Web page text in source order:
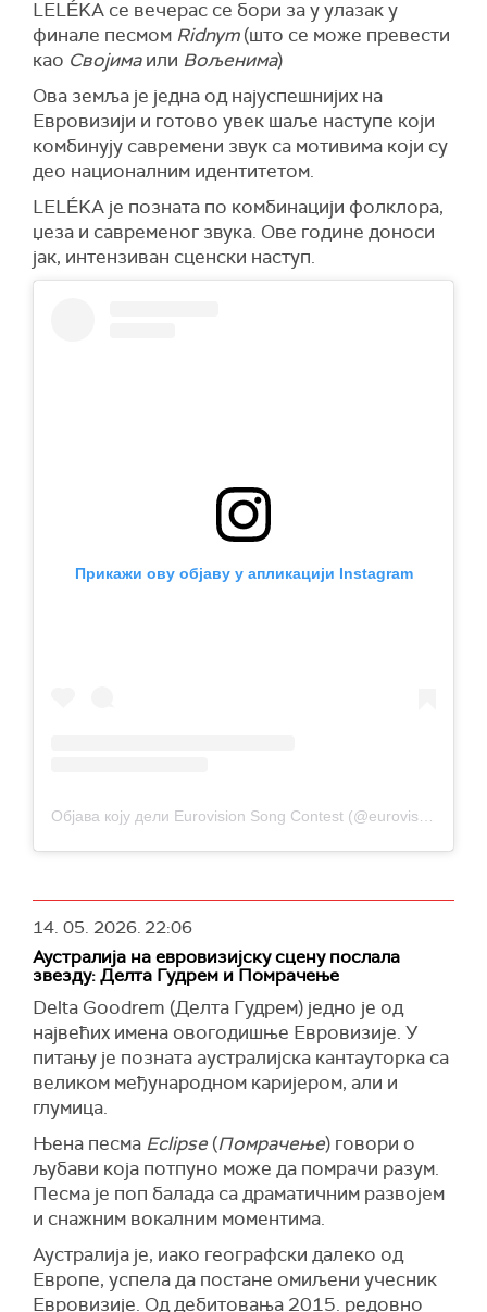
LELÉKA се вечерас се бори за у улазак у
финале песмом Ridnym(што се може превести
као Својимаили Вољенима)
Ова земља је једна од најуспешнијих на
Евровизији и готово увек шаље наступе који
комбинују савремени звук са мотивима који су
део националним идентитетом.
LELÉKA је позната по комбинацији фолклора,
џеза и савременог звука. Ове године доноси
јак, интензиван сценски наступ.
Прикажи ову објаву у апликацији Instagram
14. 05. 2026.22:06
Аустралија на евровизијску сцену послала
звезду: Делта Гудрем и Помрачење
Delta Goodrem (Делта Гудрем) једно је од
највећих имена овогодишње Евровизије. У
питању је позната аустралијска кантауторка са
великом међународном каријером, али и
глумица.
Њена песма Eclipse(Помрачење) говори о
љубави која потпуно може да помрачи разум.
Песма је поп балада са драматичним развојем
и снажним вокалним моментима.
Аустралија је, иако географски далеко од
Европе, успела да постане омиљени учесник
Евровизије. Од дебитовања 2015. редовно